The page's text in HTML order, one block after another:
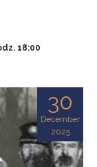
18:00
30
December
2025